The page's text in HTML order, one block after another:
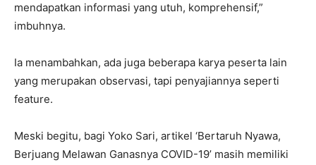
mendapatkan informasi yang utuh, komprehensif,”
imbuhnya.
Ia menambahkan, ada juga beberapa karya peserta lain
yang merupakan observasi, tapi penyajiannya seperti
feature.
Meski begitu, bagi Yoko Sari, artikel ‘Bertaruh Nyawa,
Berjuang Melawan Ganasnya COVID-19’ masih memiliki